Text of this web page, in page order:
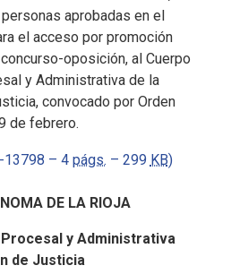
aprobadas en el
el acceso por promoción
oposición, al Cuerpo
y Administrativa de la
convocado por Orden
de febrero.
13798 – 4 págs. – 299 KB)
DE LA RIOJA
y Administrativa
de Justicia